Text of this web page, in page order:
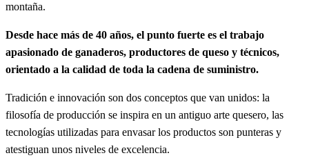
montaña.
Desde hace más de 40 años, el punto fuerte es el trabajo
apasionado de ganaderos, productores de queso y técnicos,
orientado a la calidad de toda la cadena de suministro.
Tradición e innovación son dos conceptos que van unidos: la
filosofía de producción se inspira en un antiguo arte quesero, las
tecnologías utilizadas para envasar los productos son punteras y
atestiguan unos niveles de excelencia.